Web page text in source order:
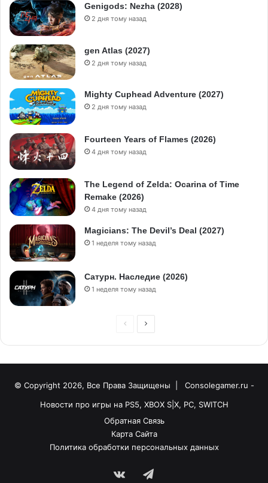
Genigods: Nezha (2028)
2 дня тому назад
gen Atlas (2027)
2 дня тому назад
Mighty Cuphead Adventure (2027)
2 дня тому назад
Fourteen Years of Flames (2026)
4 дня тому назад
The Legend of Zelda: Ocarina of Time
Remake (2026)
4 дня тому назад
Magicians: The Devil’s Deal (2027)
1 неделя тому назад
Сатурн. Наследие (2026)
1 неделя тому назад
© Copyright 2026, Все Права Защищены |
Consolegamer.ru -
Новости про игры на PS5, XBOX S|X, PC, SWITCH
Обратная Связь
Карта Сайта
Политика обработки персональных данных